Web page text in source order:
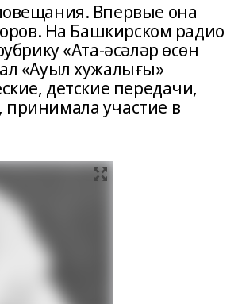
Впервые она
На Башкирском радио
«Ата-әсәләр өсөн
«Ауыл хужалығы»
детские передачи,
участие в